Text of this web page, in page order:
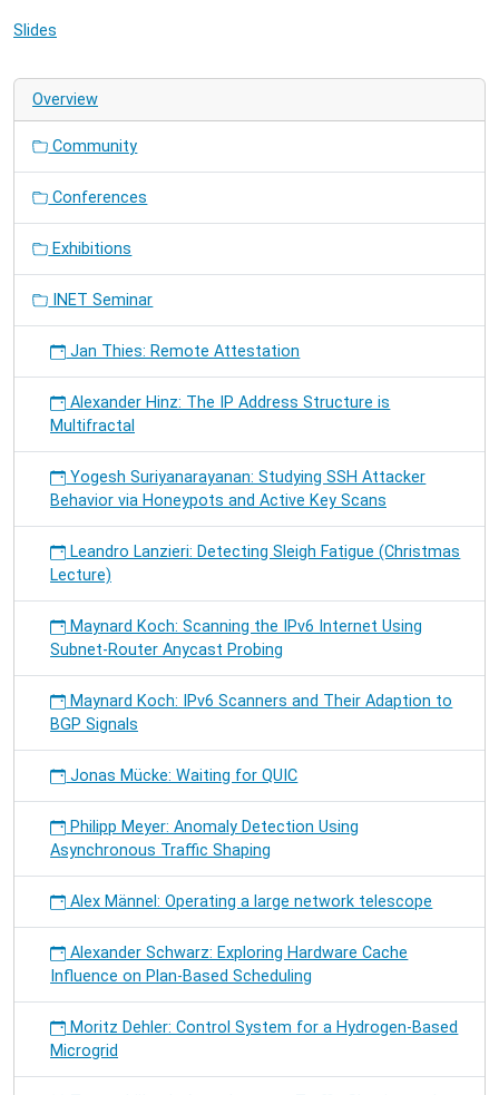
Slides
Overview
Community
Conferences
Exhibitions
INET Seminar
Jan Thies: Remote Attestation
Alexander Hinz: The IP Address Structure is
Multifractal
Yogesh Suriyanarayanan: Studying SSH Attacker
Behavior via Honeypots and Active Key Scans
Leandro Lanzieri: Detecting Sleigh Fatigue (Christmas
Lecture)
Maynard Koch: Scanning the IPv6 Internet Using
Subnet-Router Anycast Probing
Maynard Koch: IPv6 Scanners and Their Adaption to
BGP Signals
Jonas Mücke: Waiting for QUIC
Philipp Meyer: Anomaly Detection Using
Asynchronous Traffic Shaping
Alex Männel: Operating a large network telescope
Alexander Schwarz: Exploring Hardware Cache
Influence on Plan-Based Scheduling
Moritz Dehler: Control System for a Hydrogen-Based
Microgrid